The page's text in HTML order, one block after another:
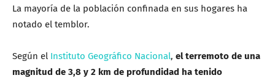
La mayoría de la población confinada en sus hogares ha
notado el temblor.
Según el Instituto Geográfico Nacional, el terremoto de una
magnitud de 3,8 y 2 km de profundidad ha tenido